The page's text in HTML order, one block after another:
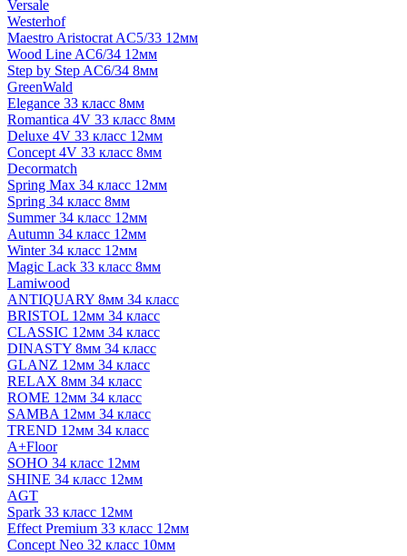
Versale
Westerhof
Maestro Aristocrat AC5/33 12мм
Wood Line AC6/34 12мм
Step by Step AC6/34 8мм
GreenWald
Elegance 33 класс 8мм
Romantica 4V 33 класс 8мм
Deluxe 4V 33 класс 12мм
Concept 4V 33 класс 8мм
Decormatch
Spring Max 34 класс 12мм
Spring 34 класс 8мм
Summer 34 класс 12мм
Autumn 34 класс 12мм
Winter 34 класс 12мм
Magic Lack 33 класс 8мм
Lamiwood
ANTIQUARY 8мм 34 класс
BRISTOL 12мм 34 класс
CLASSIC 12мм 34 класс
DINASTY 8мм 34 класс
GLANZ 12мм 34 класс
RELAX 8мм 34 класс
ROME 12мм 34 класс
SAMBA 12мм 34 класс
TREND 12мм 34 класс
A+Floor
SOHO 34 класс 12мм
SHINE 34 класс 12мм
AGT
Spark 33 класс 12мм
Effect Premium 33 класс 12мм
Concept Neo 32 класс 10мм